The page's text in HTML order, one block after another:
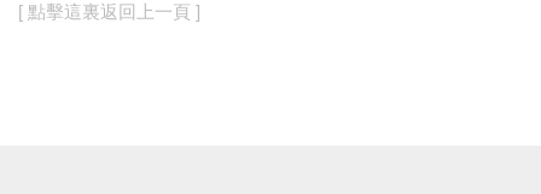
[ 點擊這裏返回上一頁 ]